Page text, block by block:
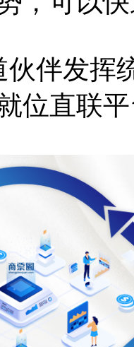
发挥统
位直联